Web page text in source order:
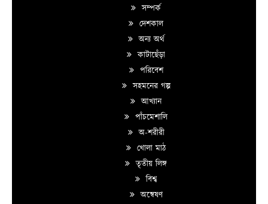
সম্পর্ক
দেশকাল
অন্য অর্থ
কাটাছেঁড়া
পরিবেশ
সহমনের গল্প
আখ্যান
পাঁচমেশালি
অ-শরীরী
খোলা মাঠ
তৃতীয় লিঙ্গ
বিশ্ব
অন্বেষণ